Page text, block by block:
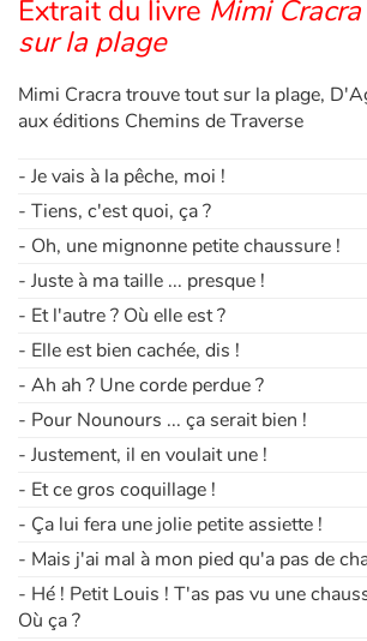
Extrait du livre Mimi
sur la plage
Mimi Cracra trouve tout sur la plage,
aux éditions Chemins de Traverse
- Je vais à la pêche, moi !
- Tiens, c'est quoi, ça ?
- Oh, une mignonne petite chaussure !
- Juste à ma taille ... presque !
- Et l'autre ? Où elle est ?
- Elle est bien cachée, dis !
- Ah ah ? Une corde perdue ?
- Pour Nounours ... ça serait bien !
- Justement, il en voulait une !
- Et ce gros coquillage !
- Ça lui fera une jolie petite assiette !
- Mais j'ai mal à mon pied qu'a pas de
- Hé ! Petit Louis ! T'as pas vu une
Où ça ?